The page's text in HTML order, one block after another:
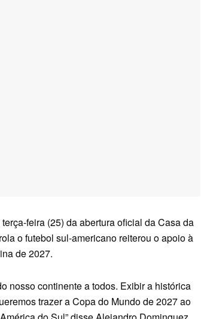
feira (25) da abertura oficial da Casa da
o futebol sul-americano reiterou o apoio à
de 2027.
nosso continente a todos. Exibir a histórica
trazer a Copa do Mundo de 2027 ao